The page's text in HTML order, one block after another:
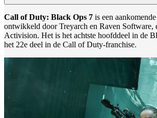
Call of Duty: Black Ops 7 is een
ontwikkeld door Treyarch en Raven Software,
Activision. Het is het achtste hoofddeel in de
het 22e deel in de Call of Duty-franchise.